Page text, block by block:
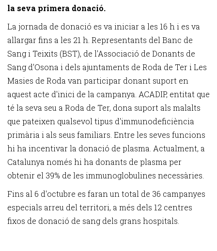
la seva primera donació.
La jornada de donació es va iniciar a les 16 h i es va
allargar fins a les 21 h. Representants del Banc de
Sang i Teixits (BST), de l'Associació de Donants de
Sang d'Osona i dels ajuntaments de Roda de Ter i Les
Masies de Roda van participar donant suport en
aquest acte d'inici de la campanya. ACADIP, entitat que
té la seva seu a Roda de Ter, dona suport als malalts
que pateixen qualsevol tipus d'immunodeficiència
primària i als seus familiars. Entre les seves funcions
hi ha incentivar la donació de plasma. Actualment, a
Catalunya només hi ha donants de plasma per
obtenir el 39% de les immunoglobulines necessàries.
Fins al 6 d'octubre es faran un total de 36 campanyes
especials arreu del territori, a més dels 12 centres
fixos de donació de sang dels grans hospitals.